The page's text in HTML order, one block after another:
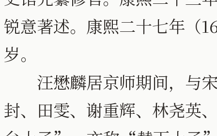
锐意著述。康熙二十七年（
岁。
汪懋麟居京师期间，与宋
封、田雯、谢重辉、林尧英